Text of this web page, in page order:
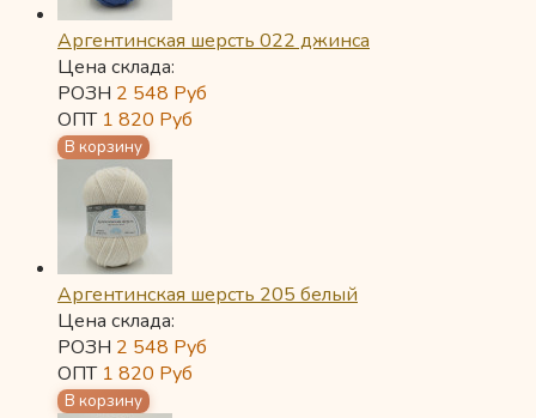
Аргентинская шерсть 022 джинса
Цена склада:
РОЗН 2 548 Руб
ОПТ 1 820 Руб
Аргентинская шерсть 205 белый
Цена склада:
РОЗН 2 548 Руб
ОПТ 1 820 Руб